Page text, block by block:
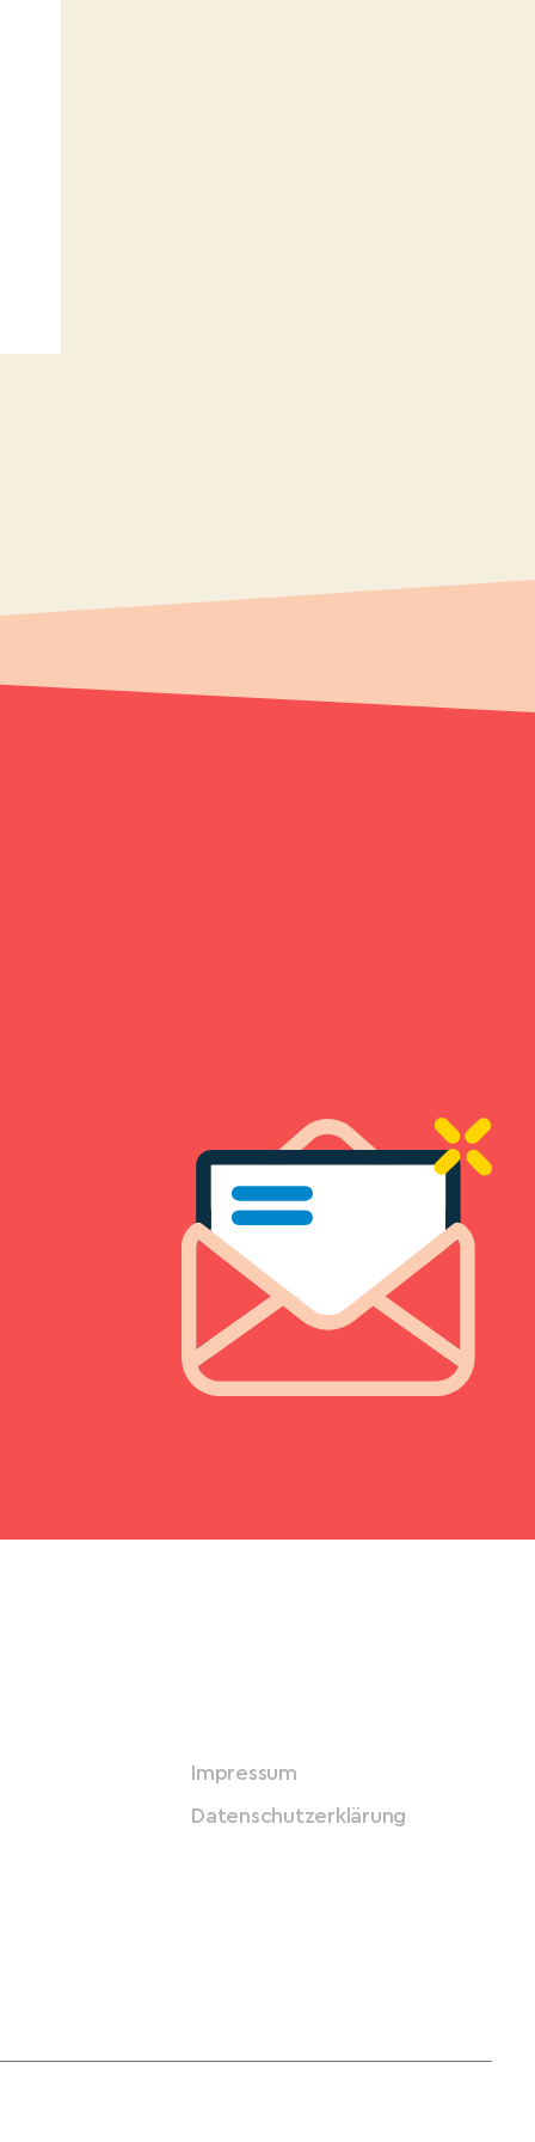
Impressum
Datenschutzerklärung